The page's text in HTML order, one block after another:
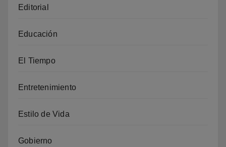
Editorial
Educación
El Tiempo
Entretenimiento
Estilo de Vida
Gobierno